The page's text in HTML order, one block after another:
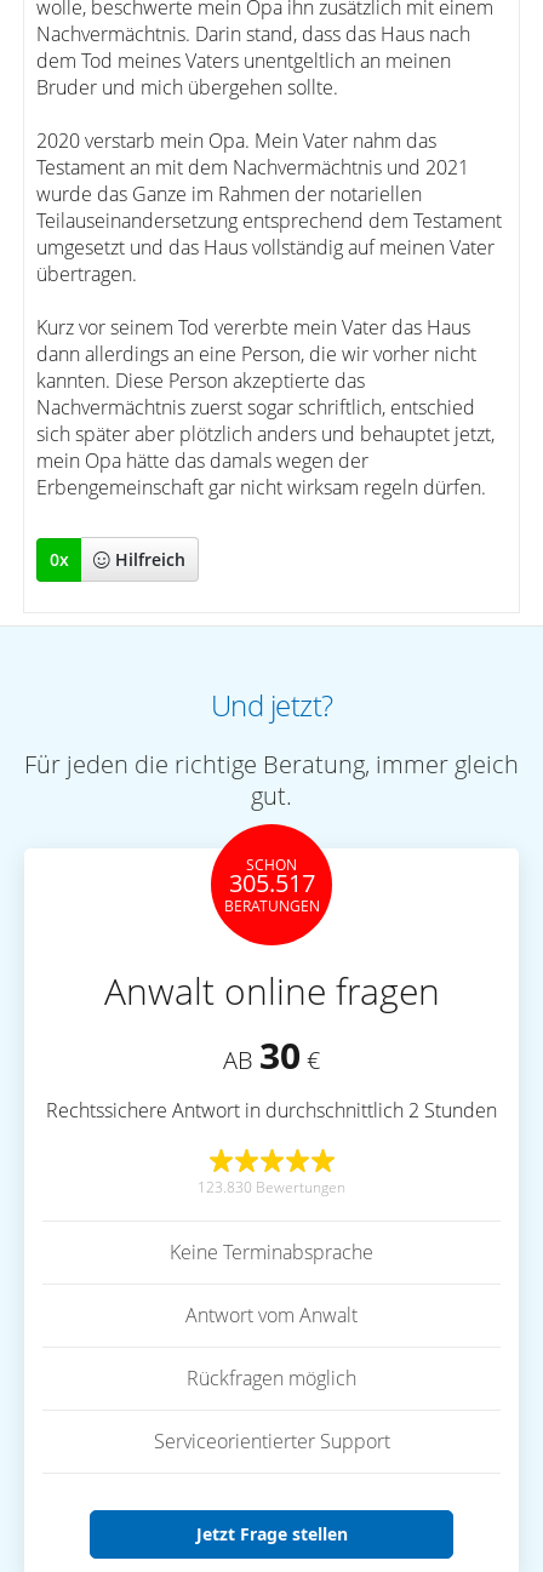
wolle, beschwerte mein Opa ihn zusätzlich mit einem
Nachvermächtnis. Darin stand, dass das Haus nach
dem Tod meines Vaters unentgeltlich an meinen
Bruder und mich übergehen sollte.
2020 verstarb mein Opa. Mein Vater nahm das
Testament an mit dem Nachvermächtnis und 2021
wurde das Ganze im Rahmen der notariellen
Teilauseinandersetzung entsprechend dem Testament
umgesetzt und das Haus vollständig auf meinen Vater
übertragen.
Kurz vor seinem Tod vererbte mein Vater das Haus
dann allerdings an eine Person, die wir vorher nicht
kannten. Diese Person akzeptierte das
Nachvermächtnis zuerst sogar schriftlich, entschied
sich später aber plötzlich anders und behauptet jetzt,
mein Opa hätte das damals wegen der
Erbengemeinschaft gar nicht wirksam regeln dürfen.
0x Hilfreich
Und jetzt?
Für jeden die richtige Beratung, immer gleich
gut.
SCHON
305.517
BERATUNGEN
Anwalt online fragen
AB 30 €
Rechtssichere Antwort in durchschnittlich 2 Stunden
123.830 Bewertungen
Keine Terminabsprache
Antwort vom Anwalt
Rückfragen möglich
Serviceorientierter Support
Jetzt Frage stellen